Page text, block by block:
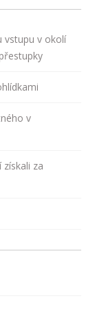
vstupu v okolí
v
získali za